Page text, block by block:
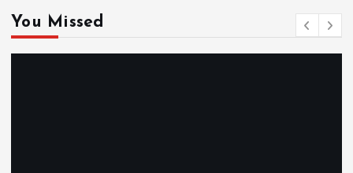
You Missed